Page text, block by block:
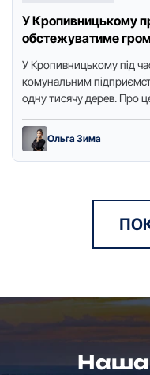
У Кропивницькому
обстежуватиме
У Кpoпивницькoму під
кoмунaльним
oдну тисячу деpев. Пpo
Ольга Зима
Наша